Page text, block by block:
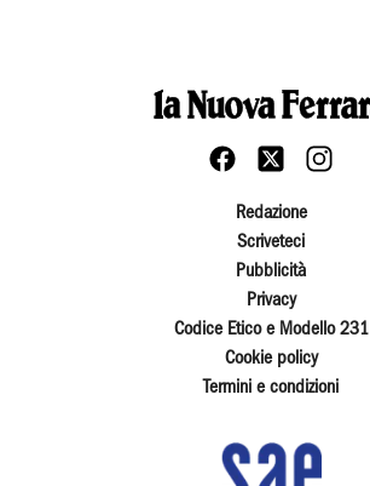
Redazione
Scriveteci
Pubblicità
Privacy
Codice Etico e Modello 231
Cookie policy
Termini e condizioni